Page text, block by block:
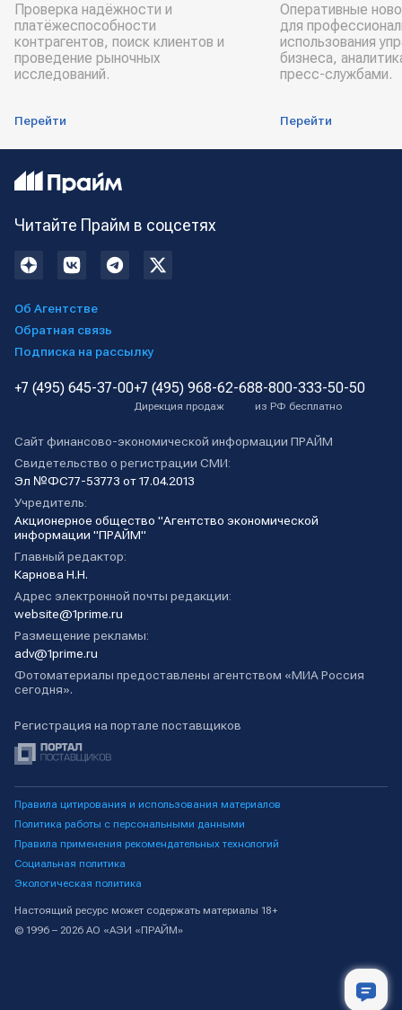
Проверка надёжности и
платёжеспособности
контрагентов, поиск клиентов и
проведение рыночных
исследований.
Перейти
Оперативные
для
использования
бизнеса,
пресс-службами.
Перейти
Читайте Прайм в соцсетях
Об Агентстве
Обратная связь
Подписка на рассылку
+7 (495) 645-37-00+7 (495) 968-62-68
Дирекция продаж
8-800-333-50-50
из РФ бесплатно
Сайт финансово-экономической информации ПРАЙМ
Свидетельство о регистрации СМИ:
Эл №ФС77-53773 от 17.04.2013
Учредитель:
Акционерное общество "Агентство экономической
информации "ПРАЙМ"
Главный редактор:
Карнова Н.Н.
Адрес электронной почты редакции:
website@1prime.ru
Размещение рекламы:
adv@1prime.ru
Фотоматериалы предоставлены агентством «МИА Россия
сегодня».
Регистрация на портале поставщиков
Правила цитирования и использования материалов
Политика работы с персональными данными
Правила применения рекомендательных технологий
Социальная политика
Экологическая политика
Настоящий ресурс может содержать материалы 18+
© 1996 – 2026 АО «АЭИ «ПРАЙМ»